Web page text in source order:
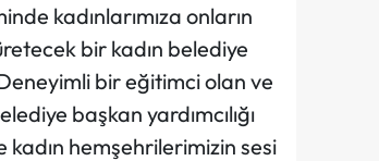
kadınlarımıza onların
bir kadın belediye
bir eğitimci olan ve
başkan yardımcılığı
hemşehrilerimizin sesi